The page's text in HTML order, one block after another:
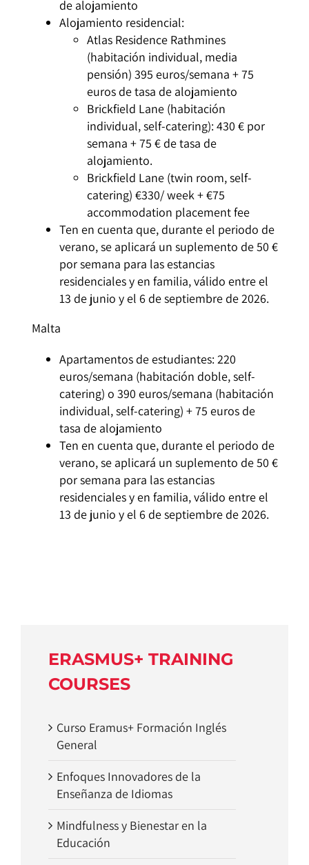
de alojamiento
Alojamiento residencial:
Atlas Residence Rathmines
(habitación individual, media
pensión) 395 euros/semana + 75
euros de tasa de alojamiento
Brickfield Lane (habitación
individual, self-catering): 430 € por
semana + 75 € de tasa de
alojamiento.
Brickfield Lane (twin room, self-
catering) €330/ week + €75
accommodation placement fee
Ten en cuenta que, durante el periodo de
verano, se aplicará un suplemento de 50 €
por semana para las estancias
residenciales y en familia, válido entre el
13 de junio y el 6 de septiembre de 2026.
Malta
Apartamentos de estudiantes: 220
euros/semana (habitación doble, self-
catering) o 390 euros/semana (habitación
individual, self-catering) + 75 euros de
tasa de alojamiento
Ten en cuenta que, durante el periodo de
verano, se aplicará un suplemento de 50 €
por semana para las estancias
residenciales y en familia, válido entre el
13 de junio y el 6 de septiembre de 2026.
ERASMUS+ TRAINING
COURSES
Curso Eramus+ Formación Inglés
General
Enfoques Innovadores de la
Enseñanza de Idiomas
Mindfulness y Bienestar en la
Educación